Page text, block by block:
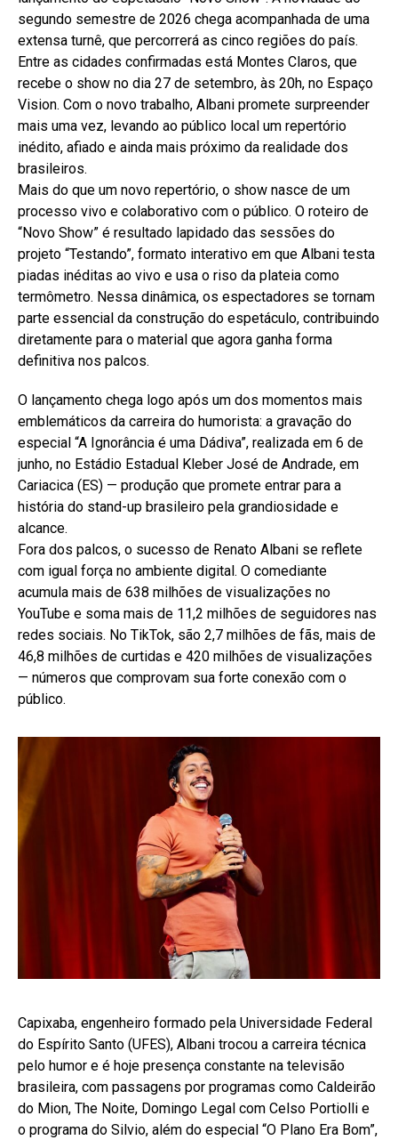
segundo semestre de 2026 chega acompanhada de uma
extensa turnê, que percorrerá as cinco regiões do país.
Entre as cidades confirmadas está Montes Claros, que
recebe o show no dia 27 de setembro, às 20h, no Espaço
Vision. Com o novo trabalho, Albani promete surpreender
mais uma vez, levando ao público local um repertório
inédito, afiado e ainda mais próximo da realidade dos
brasileiros.
Mais do que um novo repertório, o show nasce de um
processo vivo e colaborativo com o público. O roteiro de
“Novo Show” é resultado lapidado das sessões do
projeto “Testando”, formato interativo em que Albani testa
piadas inéditas ao vivo e usa o riso da plateia como
termômetro. Nessa dinâmica, os espectadores se tornam
parte essencial da construção do espetáculo, contribuindo
diretamente para o material que agora ganha forma
definitiva nos palcos.
O lançamento chega logo após um dos momentos mais
emblemáticos da carreira do humorista: a gravação do
especial “A Ignorância é uma Dádiva”, realizada em 6 de
junho, no Estádio Estadual Kleber José de Andrade, em
Cariacica (ES) — produção que promete entrar para a
história do stand-up brasileiro pela grandiosidade e
alcance.
Fora dos palcos, o sucesso de Renato Albani se reflete
com igual força no ambiente digital. O comediante
acumula mais de 638 milhões de visualizações no
YouTube e soma mais de 11,2 milhões de seguidores nas
redes sociais. No TikTok, são 2,7 milhões de fãs, mais de
46,8 milhões de curtidas e 420 milhões de visualizações
— números que comprovam sua forte conexão com o
público.
Capixaba, engenheiro formado pela Universidade Federal
do Espírito Santo (UFES), Albani trocou a carreira técnica
pelo humor e é hoje presença constante na televisão
brasileira, com passagens por programas como Caldeirão
do Mion, The Noite, Domingo Legal com Celso Portiolli e
o programa do Silvio, além do especial “O Plano Era Bom”,